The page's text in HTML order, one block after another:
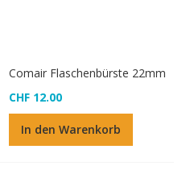
Comair Flaschenbürste 22mm
CHF 12.00
In den Warenkorb